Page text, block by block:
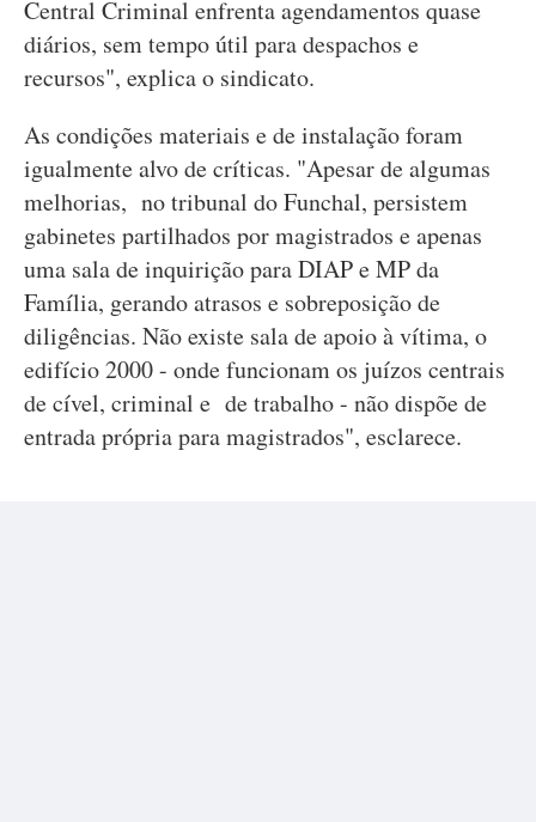
Central Criminal enfrenta agendamentos quase
diários, sem tempo útil para despachos e
recursos", explica o sindicato.
As condições materiais e de instalação foram
igualmente alvo de críticas. "Apesar de algumas
melhorias, no tribunal do Funchal, persistem
gabinetes partilhados por magistrados e apenas
uma sala de inquirição para DIAP e MP da
Família, gerando atrasos e sobreposição de
diligências. Não existe sala de apoio à vítima, o
edifício 2000 - onde funcionam os juízos centrais
de cível, criminal e de trabalho - não dispõe de
entrada própria para magistrados", esclarece.